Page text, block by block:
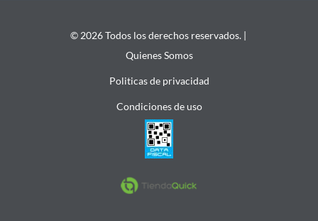
© 2026 Todos los derechos reservados. |
Quienes Somos
Politicas de privacidad
Condiciones de uso